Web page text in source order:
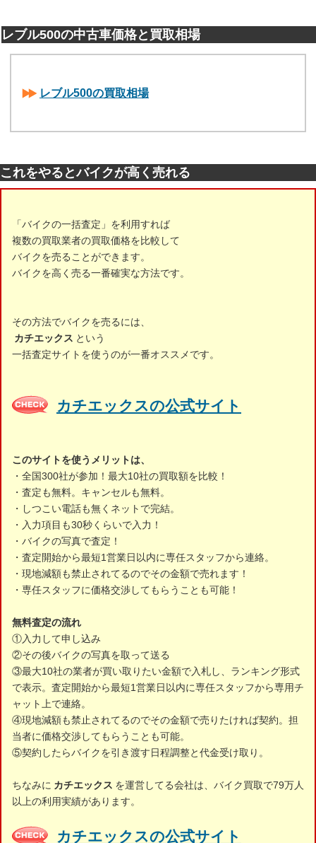
レブル500の中古車価格と買取相場
レブル500の買取相場
これをやるとバイクが高く売れる
「バイクの一括査定」を利用すれば
複数の買取業者の買取価格を比較して
バイクを売ることができます。
バイクを高く売る一番確実な方法です。
その方法でバイクを売るには、
カチエックス という
一括査定サイトを使うのが一番オススメです。
カチエックスの公式サイト
このサイトを使うメリットは、
・全国300社が参加！最大10社の買取額を比較！
・査定も無料。キャンセルも無料。
・しつこい電話も無くネットで完結。
・入力項目も30秒くらいで入力！
・バイクの写真で査定！
・査定開始から最短1営業日以内に専任スタッフから連絡。
・現地減額も禁止されてるのでその金額で売れます！
・専任スタッフに価格交渉してもらうことも可能！
無料査定の流れ
①入力して申し込み
②その後バイクの写真を取って送る
③最大10社の業者が買い取りたい金額で入札し、ランキング形式
で表示。査定開始から最短1営業日以内に専任スタッフから専用チ
ャット上で連絡。
④現地減額も禁止されてるのでその金額で売りたければ契約。担
当者に価格交渉してもらうことも可能。
⑤契約したらバイクを引き渡す日程調整と代金受け取り。
ちなみに カチエックス を運営してる会社は、バイク買取で79万人
以上の利用実績があります。
カチエックスの公式サイト